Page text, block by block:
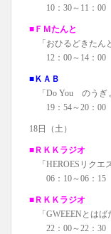
10：30～11：00
■ＦＭたんと
「おひるどきたん
12：00～14：00
■ＫＡＢ
「Do You のうぎ
19：54～20：00
18日（土）
■ＲＫＫラジオ
「HEROESリクエ
06：10～06：15
■ＲＫＫラジオ
「GWEEENとはば
22：00～22：30